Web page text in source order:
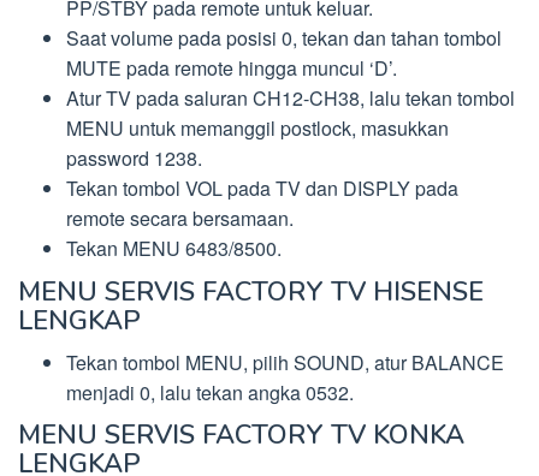
PP/STBY pada remote untuk keluar.
Saat volume pada posisi 0, tekan dan tahan tombol
MUTE pada remote hingga muncul ‘D’.
Atur TV pada saluran CH12-CH38, lalu tekan tombol
MENU untuk memanggil postlock, masukkan
password 1238.
Tekan tombol VOL pada TV dan DISPLY pada
remote secara bersamaan.
Tekan MENU 6483/8500.
MENU SERVIS FACTORY TV HISENSE
LENGKAP
Tekan tombol MENU, pilih SOUND, atur BALANCE
menjadi 0, lalu tekan angka 0532.
MENU SERVIS FACTORY TV KONKA
LENGKAP